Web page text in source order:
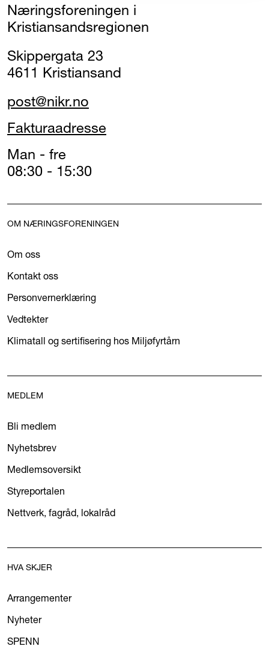
Næringsforeningen i
Kristiansandsregionen
Skippergata 23
4611 Kristiansand
post@nikr.no
Fakturaadresse
Man - fre
08:30 - 15:30
OM NÆRINGSFORENINGEN
Om oss
Kontakt oss
Personvernerklæring
Vedtekter
Klimatall og sertifisering hos Miljøfyrtårn
MEDLEM
Bli medlem
Nyhetsbrev
Medlemsoversikt
Styreportalen
Nettverk, fagråd, lokalråd
HVA SKJER
Arrangementer
Nyheter
SPENN